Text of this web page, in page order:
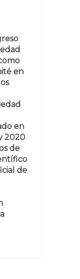
en
en
2020
de
de